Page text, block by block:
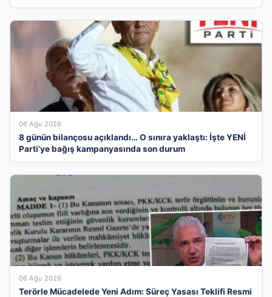
06 Ağu 2026
8 günün bilançosu açıklandı… O sınıra yaklaştı: İşte YENİ
Parti’ye bağış kampanyasında son durum
06 Ağu 2026
Terörle Mücadelede Yeni Adım: Süreç Yasası Teklifi Resmi